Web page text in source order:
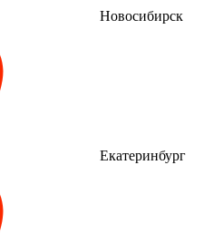
Новосибирск
Екатеринбург